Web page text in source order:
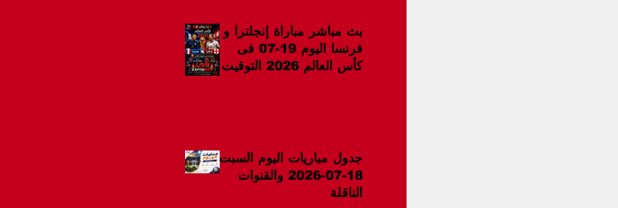
بث مباشر مباراة إنجلترا و
فرنسا اليوم 19-07 فى
كأس العالم 2026 التوقيت
جدول مباريات اليوم السبت
18-07-2026 والقنوات
الناقلة